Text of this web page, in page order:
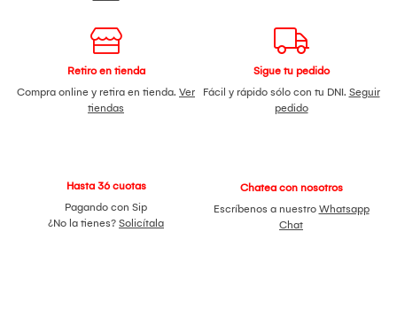
Retiro en tienda
Compra online y retira en tienda. Ver
tiendas
Sigue tu pedido
Fácil y rápido sólo con tu DNI. Seguir
pedido
Hasta 36 cuotas
Pagando con Sip
¿No la tienes? Solicítala
Chatea con nosotros
Escríbenos a nuestro Whatsapp
Chat